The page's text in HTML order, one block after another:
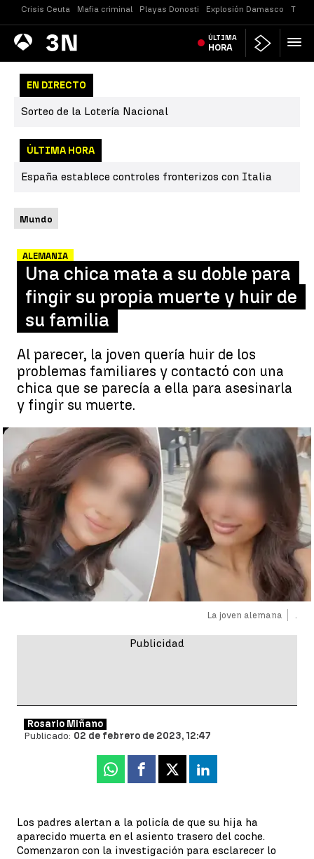
Crisis Ceuta Mafia criminal Playas Donosti Explosión Damasco
Antena
3 Noticias ÚLTIMA
HORA
EN DIRECTO
Sorteo de la Lotería Nacional
ÚLTIMA HORA
España establece controles fronterizos con Italia
Mundo
ALEMANIA
Una chica mata a su doble para
fingir su propia muerte y huir de
su familia
Al parecer, la joven quería huir de los
problemas familiares y contactó con una
chica que se parecía a ella para asesinarla
y fingir su muerte.
La joven alemana
Rosario Miñano
Publicado: 02 de febrero de 2023, 12:47
Whatsapp
Facebook
X Linkedin
Los padres alertan a la policía de que su hija ha
aparecido muerta en el asiento trasero del coche.
Comenzaron con la investigación para esclarecer lo